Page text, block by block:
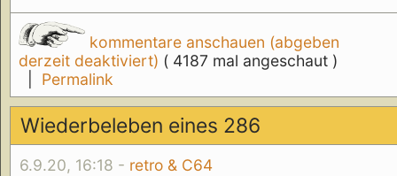
kommentare anschauen (abgeben
derzeit deaktiviert) ( 4187 mal angeschaut )
Permalink
Wiederbeleben eines 286
6.9.20, 16:18 - retro & C64